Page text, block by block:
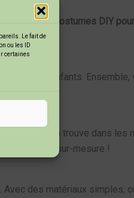
Le fait de
ou les ID
certaines
choisir des costumes DIY
avec vos enfants.
que l’on trouve dans les
costume sur-mesure !
des matériaux simples,